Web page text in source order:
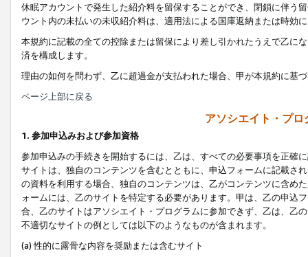
休眠アカウントで発生した紹介料を留保することができ、閉鎖に伴う
ウント内の未払いの未収紹介料は、適用法による国庫返納または時効
本規約に記載の全ての控除または留保により差し引かれたうえで乙に
済を構成します。
理由の如何を問わず、乙に超過金が支払われた場合、甲が本規約に基
ページ上部に戻る
アソシエイト・プ
1. 参加申込みおよび参加資格
参加申込みの手続きを開始するには、乙は、すべての必要事項を正確
サイトは、独自のコンテンツを含むとともに、申込フォームに記載さ
の資料を利用する場合、独自のコンテンツは、乙がコンテンツに含め
ォームには、乙のサイトを特定する必要があります。甲は、乙の申込
合、乙のサイトはアソシエイト・プログラムに参加できず、乙は、乙
不適切なサイトの例としては以下のようなものが含まれます。
(a) 性的に露骨な内容を奨励または含むサイト